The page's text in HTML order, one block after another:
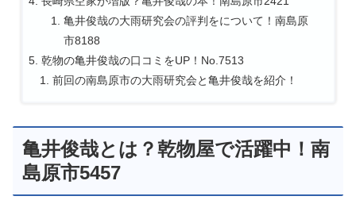
亀井俊哉の大雨研究会の評判をについて！南島原
市8188
乾物の亀井俊哉の口コミをUP！No.7513
前回の南島原市の大雨研究会と亀井俊哉を紹介！
亀井俊哉とは？乾物屋で活躍中！南
島原市5457